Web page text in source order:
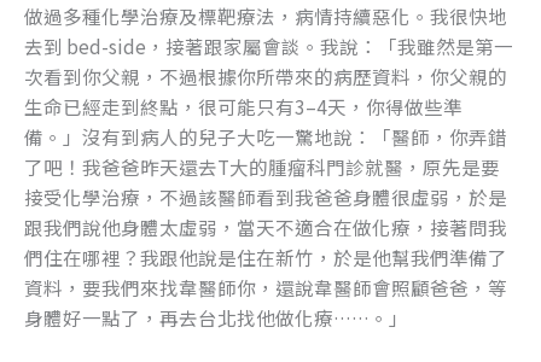
做過多種化學治療及標靶療法，病情持續惡化。我很快地
去到 bed-side，接著跟家屬會談。我說：「我雖然是第一
次看到你父親，不過根據你所帶來的病歷資料，你父親的
生命已經走到終點，很可能只有3–4天，你得做些準
備。」沒有到病人的兒子大吃一驚地說：「醫師，你弄錯
了吧！我爸爸昨天還去T大的腫瘤科門診就醫，原先是要
接受化學治療，不過該醫師看到我爸爸身體很虛弱，於是
跟我們說他身體太虛弱，當天不適合在做化療，接著問我
們住在哪裡？我跟他說是住在新竹，於是他幫我們準備了
資料，要我們來找韋醫師你，還說韋醫師會照顧爸爸，等
身體好一點了，再去台北找他做化療……。」